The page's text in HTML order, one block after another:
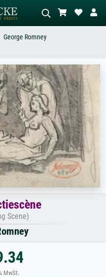
Beschrijf de scène – bijv. groene
weide, abstract met veel rood, donker
olieverfschilderij, staand naakt naast
een boom.
George Romney
Scene)
MwSt.